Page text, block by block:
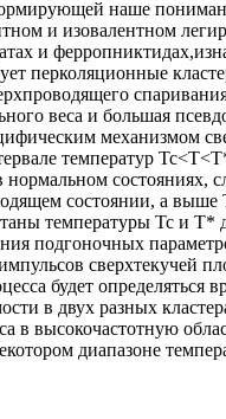
наше
и изовалентном
и
перколяционные
веса и большая
механизмом
температур
нормальном
состоянии, а
температуры Tc и T*
подгоночных
сверхтекучей
будет
в двух разных
в высокочастотную
диапазоне